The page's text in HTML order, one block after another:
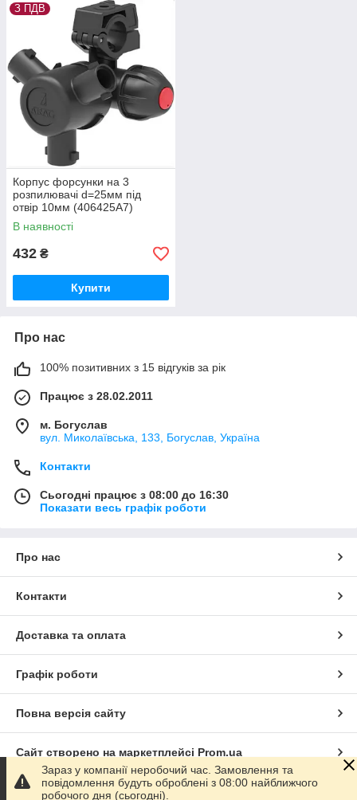
З ПДВ
Корпус форсунки на 3
розпилювачі d=25мм під
отвір 10мм (406425A7)
В наявності
432 ₴
Купити
Про нас
100% позитивних з 15 відгуків за рік
Працює з 28.02.2011
м. Богуслав
вул. Миколаївська, 133, Богуслав, Україна
Контакти
Сьогодні працює з 08:00 до 16:30
Показати весь графік роботи
Про нас
Контакти
Доставка та оплата
Графік роботи
Повна версія сайту
Сайт створено на маркетплейсі Prom.ua
Політика конфіденційності
Зараз у компанії неробочий час. Замовлення та
повідомлення будуть оброблені з 08:00 найближчого
робочого дня (сьогодні).